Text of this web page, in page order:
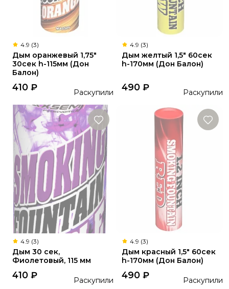
4.9 (3)
Дым оранжевый 1,75"
30сек h-115мм (Дон
Балон)
410 ₽ Раскупили
4.9 (3)
Дым желтый 1,5" 60сек
h-170мм (Дон Балон)
490 ₽ Раскупили
4.9 (3)
Дым 30 сек,
Фиолетовый, 115 мм
410 ₽ Раскупили
4.9 (3)
Дым красный 1,5" 60сек
h-170мм (Дон Балон)
490 ₽ Раскупили